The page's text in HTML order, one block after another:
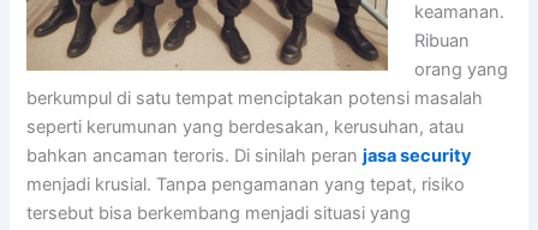
keamanan.
Ribuan
orang yang
berkumpul di satu tempat menciptakan potensi masalah
seperti kerumunan yang berdesakan, kerusuhan, atau
bahkan ancaman teroris. Di sinilah peran jasa security
menjadi krusial. Tanpa pengamanan yang tepat, risiko
tersebut bisa berkembang menjadi situasi yang